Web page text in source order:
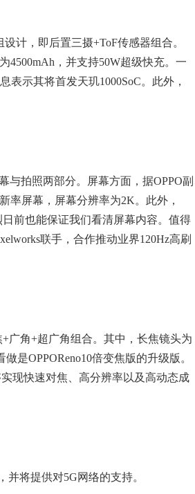
计，即后置三摄+ToF传感器组合。
4500mAh，并支持50W超级快充。一
表示其将首发天玑1000SoC。此外，
与拍照两部分。屏幕方面，据OPPO副
率屏幕，屏幕分辨率为2K。此外，
前也能保证我们看清屏幕内容。值得
联手，合作推动业界120Hz高刷
广角+超广角组合。其中，长焦镜头为
是OPPOReno10倍变焦版的升级版。
现快速对焦、高分辨率以及高动态成
并将提供对5G网络的支持。